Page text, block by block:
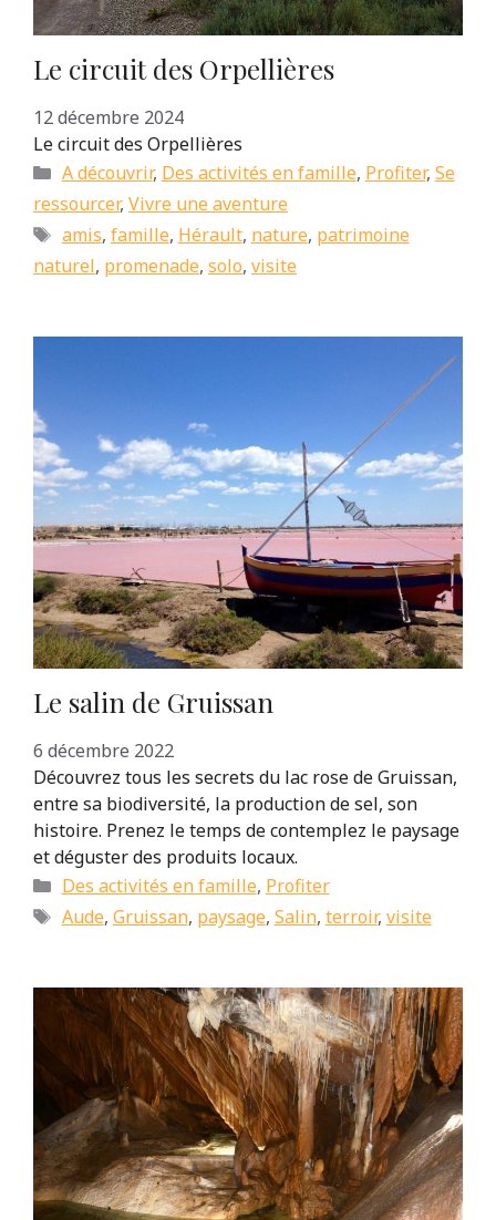
Le circuit des Orpellières
12 décembre 2024
Le circuit des Orpellières
Catégories
A découvrir, Des activités en famille, Profiter, Se
ressourcer, Vivre une aventure
Étiquettes
amis, famille, Hérault, nature, patrimoine
naturel, promenade, solo, visite
Le salin de Gruissan
6 décembre 2022
Découvrez tous les secrets du lac rose de Gruissan,
entre sa biodiversité, la production de sel, son
histoire. Prenez le temps de contemplez le paysage
et déguster des produits locaux.
Catégories
Des activités en famille, Profiter
Étiquettes
Aude, Gruissan, paysage, Salin, terroir, visite